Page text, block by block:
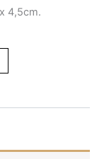
4,5cm.